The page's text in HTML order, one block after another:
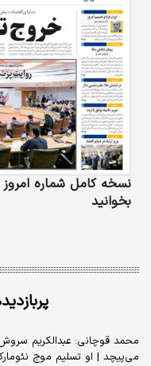
نسخه کامل شماره امروز
بخوانید
محمد قوچانی: عبدالکریم
می‌پیچد | او تسلیم موج